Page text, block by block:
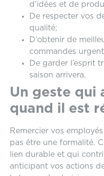
d’idées et de
De respecter vos
qualité;
D’obtenir de
commandes
De garder l’esprit
saison arrivera.
Un geste qui
quand il est
Remercier vos
pas être une formalité.
lien durable et qui
anticipant vos actions